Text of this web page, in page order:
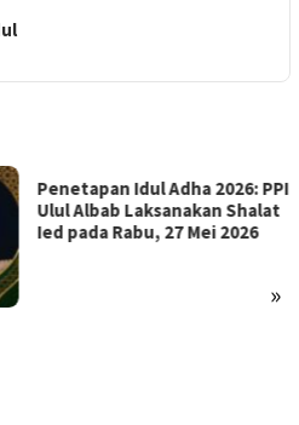
»
Idul Adha 2026: PPI
Albab Laksanakan Shalat
pada Rabu, 27 Mei 2026
PPI